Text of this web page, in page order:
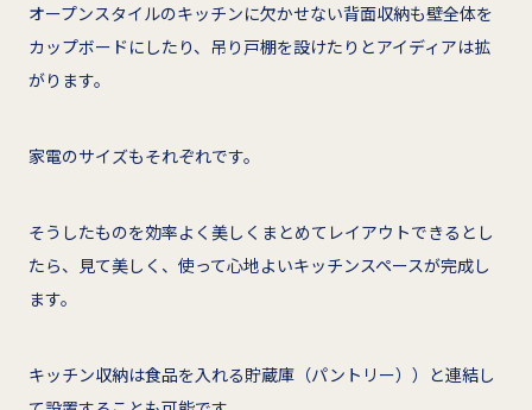
オープンスタイルのキッチンに欠かせない背面収納も壁全体を
カップボードにしたり、吊り戸棚を設けたりとアイディアは拡
がります。
家電のサイズもそれぞれです。
そうしたものを効率よく美しくまとめてレイアウトできるとし
たら、見て美しく、使って心地よいキッチンスペースが完成し
ます。
キッチン収納は食品を入れる貯蔵庫（パントリー））と連結し